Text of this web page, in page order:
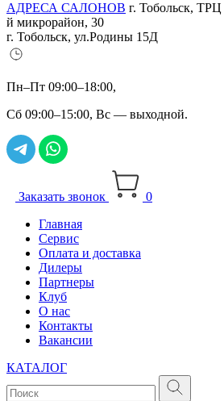
АДРЕСА САЛОНОВ г. Тобольск,
й микрорайон, 30
г. Тобольск, ул.Родины 15Д
Пн–Пт 09:00–18:00,
Сб 09:00–15:00, Вс — выходной.
Заказать звонок
0
Главная
Сервис
Оплата и доставка
Дилеры
Партнеры
Клуб
О нас
Контакты
Вакансии
КАТАЛОГ